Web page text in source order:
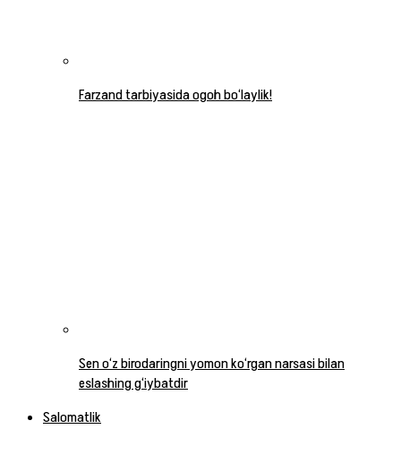
Farzand tarbiyasida ogoh bo‘laylik!
Sen o‘z birodaringni yomon ko‘rgan narsasi bilan
eslashing g‘iybatdir
Salomatlik